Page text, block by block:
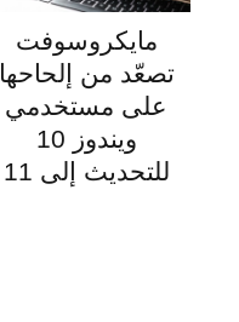
مايكروسوفت
تصعّد من إلحاحها
على مستخدمي
ويندوز 10
للتحديث إلى 11